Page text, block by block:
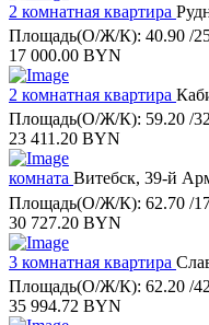
2 комнатная квартира
Площадь(О/Ж/К): 40.90 /
17 000.00 BYN
2 комнатная квартира
Площадь(О/Ж/К): 59.20 /
23 411.20 BYN
комната Витебск, 39-й
Площадь(О/Ж/К): 62.70 /
30 727.20 BYN
3 комнатная квартира
Площадь(О/Ж/К): 62.20 /
35 994.72 BYN